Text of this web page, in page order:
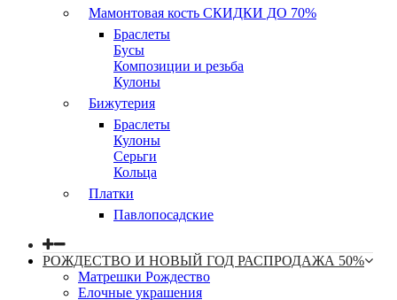
Мамонтовая кость СКИДКИ ДО 70%
Браслеты
Бусы
Композиции и резьба
Кулоны
Бижутерия
Браслеты
Кулоны
Серьги
Кольца
Платки
Павлопосадские
РОЖДЕСТВО И НОВЫЙ ГОД РАСПРОДАЖА 50%
Матрешки Рождество
Елочные украшения